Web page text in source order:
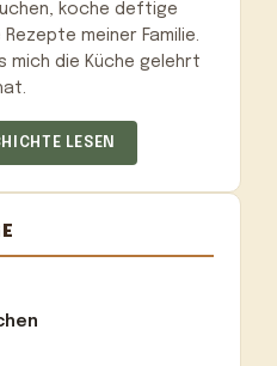
koche deftige
meiner Familie.
mich die Küche gelehrt
LESEN